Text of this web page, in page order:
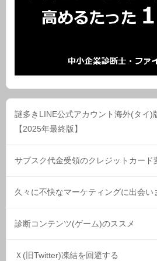
謎多きLINE公式アカウント海外(タイ)
【2025年最終版】
サブスク代金受領のクレジットカード
久々に不快なマーケティングに出会い
診断コンテンツ(ゲーム)のススメ
Ｘ(旧Twitter)凍結を回避する